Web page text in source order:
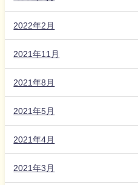
2022年2月
2021年11月
2021年8月
2021年5月
2021年4月
2021年3月